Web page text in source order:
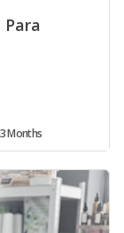
3 Months